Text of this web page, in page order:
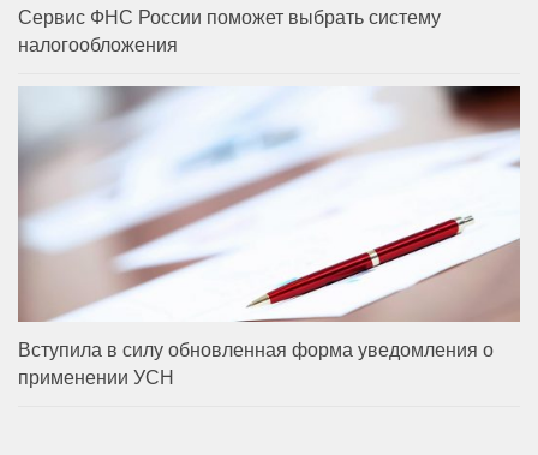
Сервис ФНС России поможет выбрать систему
налогообложения
Вступила в силу обновленная форма уведомления о
применении УСН